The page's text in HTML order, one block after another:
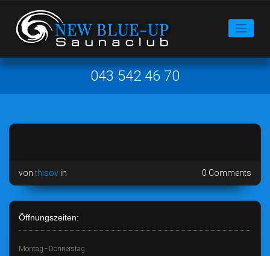
043 542 46 70
vonthisov in 0 Comments
Öffnungszeiten:
Montag - Donnerstag